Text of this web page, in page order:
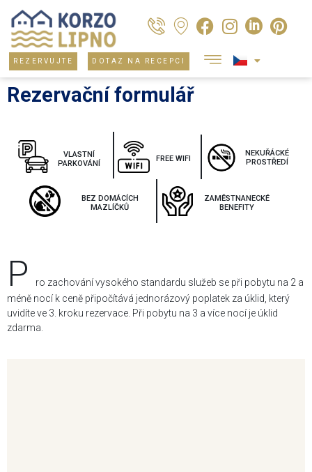
REZERVUJTE DOTAZ NA RECEPCI
Rezervační formulář
VLASTNÍ
PARKOVÁNÍ
FREE WIFI
NEKUŘÁCKÉ
PROSTŘEDÍ
BEZ DOMÁCÍCH
MAZLÍČKŮ
ZAMĚSTNANECKÉ
BENEFITY
P
ro zachování vysokého standardu služeb se při pobytu na 2 a
méně nocí k ceně připočítává jednorázový poplatek za úklid, který
uvidíte ve 3. kroku rezervace. Při pobytu na 3 a více nocí je úklid
zdarma.